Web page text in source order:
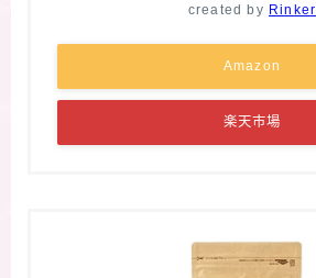
created by Rinker
Amazon
楽天市場